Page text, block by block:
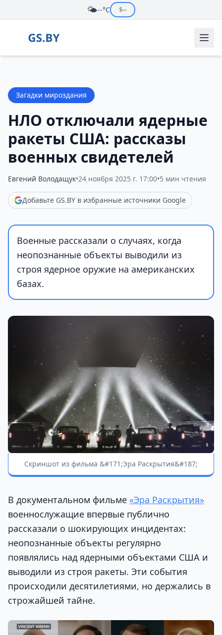
🌤️--°C $--
Загадки мироздания
НЛО отключали ядерные
ракеты США: рассказы
военных свидетелей
Евгений Володащук•24 ноября 2025 г. 17:00•5 мин чтения
Добавьте GS.BY в избранные источники Google
Военные рассказали о случаях, когда
неопознанные объекты выводили из
строя ядерное оружие на американских
базах.
Скриншот из фильма &#171;Эра Раскрытия&#187;
В документальном фильме «Эра Раскрытия»
военнослужащие впервые публично
рассказали о шокирующих инцидентах:
неопознанные объекты регулярно
появлялись над ядерными объектами США и
выводили из строя ракеты. Эти события
происходили десятилетиями, но держались в
строжайшей тайне.